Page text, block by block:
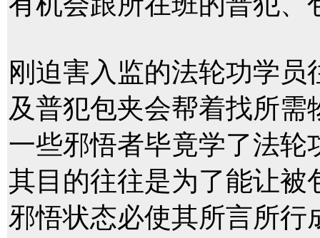
刚迫害入监的法轮功学
及普犯包夹会帮着找所
一些邪悟者毕竟学了法
其目的往往是为了能让
邪悟状态必使其所言所